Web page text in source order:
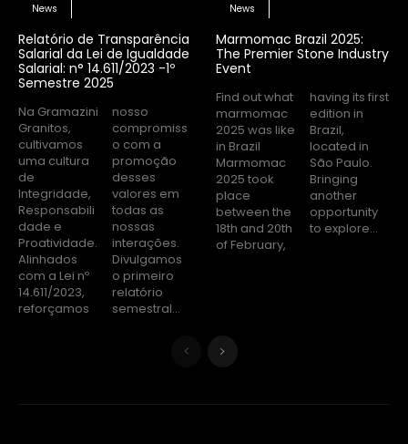
News
Relatório de Transparência
Salarial da Lei de Igualdade
Salarial: n° 14.611/2023 -1º
Semestre 2025
Na Gramazini
Granitos,
cultivamos
uma cultura
de
Integridade,
Responsabili
dade e
Proatividade.
Alinhados
com a Lei nº
14.611/2023,
reforçamos
nosso
compromiss
o com a
promoção
desses
valores em
todas as
nossas
interações.
Divulgamos
o primeiro
relatório
semestral...
News
Marmomac Brazil 2025:
The Premier Stone Industry
Event
Find out what
marmomac
2025 was like
in Brazil
Marmomac
2025 took
place
between the
18th and 20th
of February,
having its first
edition in
Brazil,
located in
São Paulo.
Bringing
another
opportunity
to explore...